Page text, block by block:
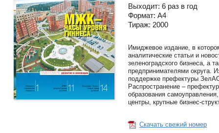
Выходит: 6 раз в год
Формат: А4
Тираж: 2000
Имиджевое издание, в
аналитические статьи и
зеленоградского бизнеса, а
предпринимателями округа.
поддержке префектуры
Распространение –
образования
центры, крупные бизнес-
Скачать свежий номер